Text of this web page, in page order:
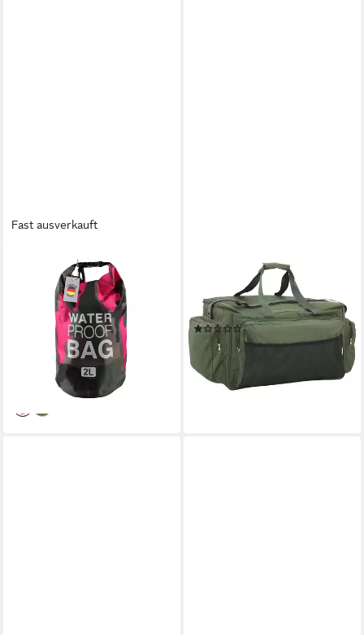
Fast ausverkauft
Drybag Schwimmbeutel 28 x
18 cm Camouflage Style (1-
tlg), wasserdicht dank
strapazierfähigem Gewebe
ab 3,99 € UVP9,99 €
lieferbar - in 3-4 Werktagen bei dir
Sporttasche 57 x 35 x 34 cm
Angeltasche Wasserdicht
Dunkelgrün Oxford-Gewebe
(1)
ab 36,99 €
lieferbar - in 4-5 Werktagen bei dir